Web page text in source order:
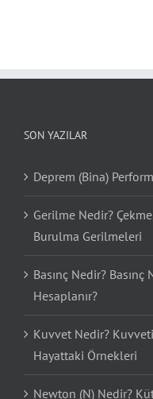
SON YAZILAR
Deprem (Bina)
Gerilme Nedir?
Burulma Gerilmeleri
Basınç Nedir? Basınç
Hesaplanır?
Kuvvet Nedir?
Hayattaki Örnekleri
Newton (N) Nedir?